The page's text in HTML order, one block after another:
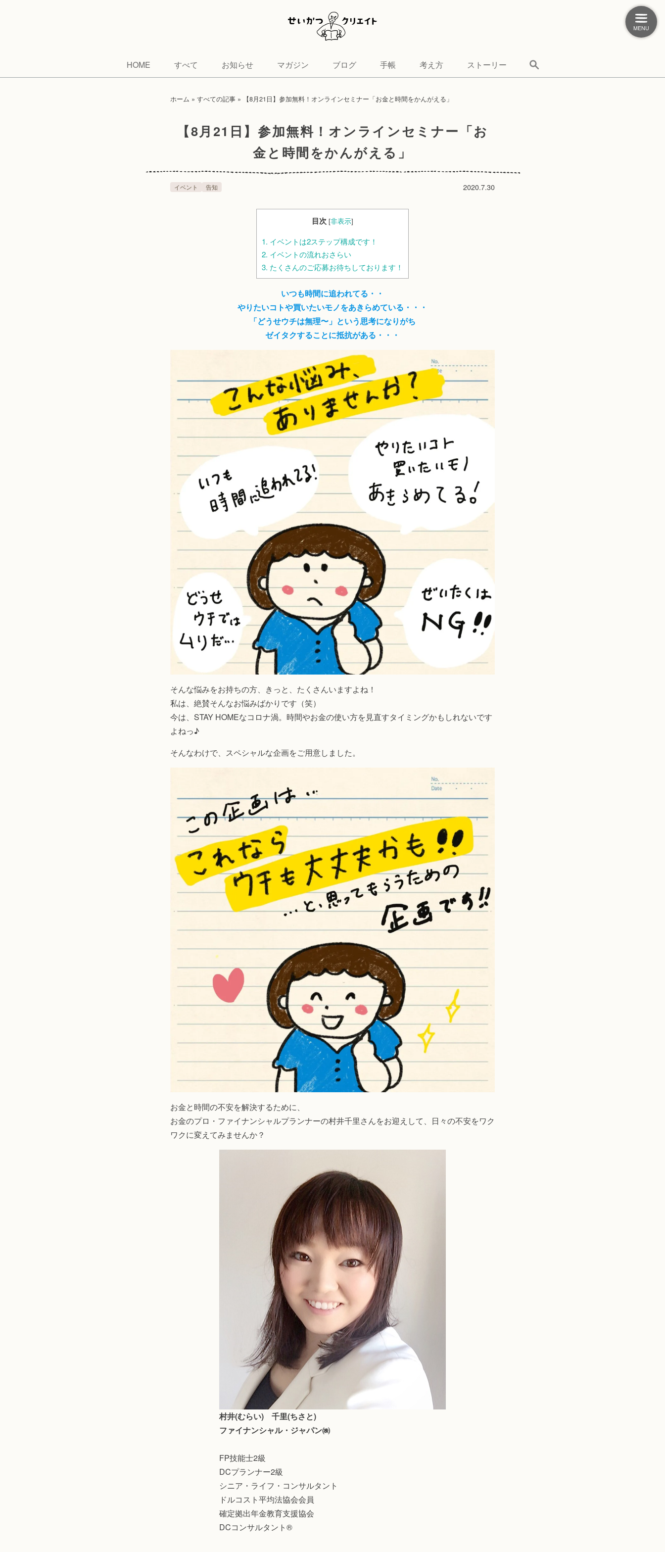
HOME すべて お知らせ マガジン ブログ 手帳 考え方 ストーリー
MENU
ホーム » すべての記事 » 【8月21日】参加無料！オンラインセミナー「お金と時間をかんがえる」
【8月21日】参加無料！オンラインセミナー「お
金と時間をかんがえる」
イベント 告知 2020.7.30
目次 [非表示]
1. イベントは2ステップ構成です！
2. イベントの流れおさらい
3. たくさんのご応募お待ちしております！
いつも時間に追われてる・・
やりたいコトや買いたいモノをあきらめている・・・
「どうせウチは無理〜」という思考になりがち
ゼイタクすることに抵抗がある・・・
そんな悩みをお持ちの方、きっと、たくさんいますよね！
私は、絶賛そんなお悩みばかりです（笑）
今は、STAY HOMEなコロナ渦。時間やお金の使い方を見直すタイミングかもしれないです
よねっ♪
そんなわけで、スペシャルな企画をご用意しました。
お金と時間の不安を解決するために、
お金のプロ・ファイナンシャルプランナーの村井千里さんをお迎えして、日々の不安をワク
ワクに変えてみませんか？
村井(むらい) 千里(ちさと)
ファイナンシャル・ジャパン㈱
FP技能士2級
DCプランナー2級
シニア・ライフ・コンサルタント
ドルコスト平均法協会会員
確定拠出年金教育支援協会
DCコンサルタント®